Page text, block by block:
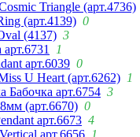
Triangle (арт.4736)
(арт.4139) 0
(4137) 3
1
арт.6039 0
U Heart (арт.6262) 1
Бабочка арт.6754 3
(арт.6670) 0
арт.6673 4
арт.6656 1